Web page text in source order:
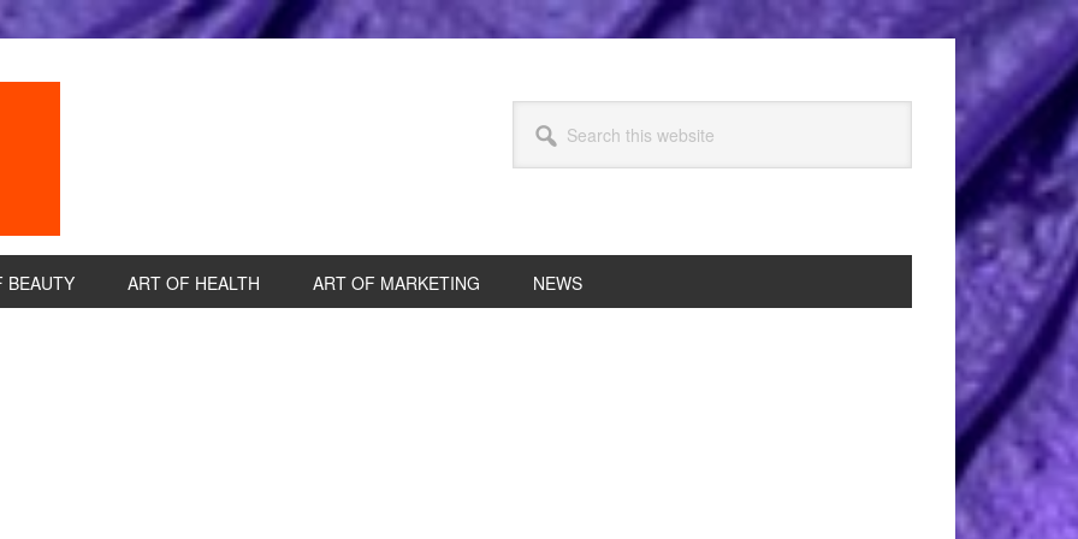
this
website
BEAUTY ART OF HEALTH ART OF MARKETING NEWS